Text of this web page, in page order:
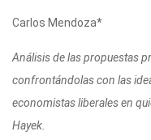
it
te
r
at
s
A
p
gr
a
m
Carlos Mendoza*
Análisis de las propuestas
confrontándolas con las
economistas liberales en
Hayek.